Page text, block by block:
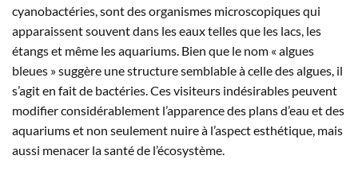
cyanobactéries, sont des organismes microscopiques qui
apparaissent souvent dans les eaux telles que les lacs, les
étangs et même les aquariums. Bien que le nom « algues
bleues » suggère une structure semblable à celle des algues, il
s’agit en fait de bactéries. Ces visiteurs indésirables peuvent
modifier considérablement l’apparence des plans d’eau et des
aquariums et non seulement nuire à l’aspect esthétique, mais
aussi menacer la santé de l’écosystème.